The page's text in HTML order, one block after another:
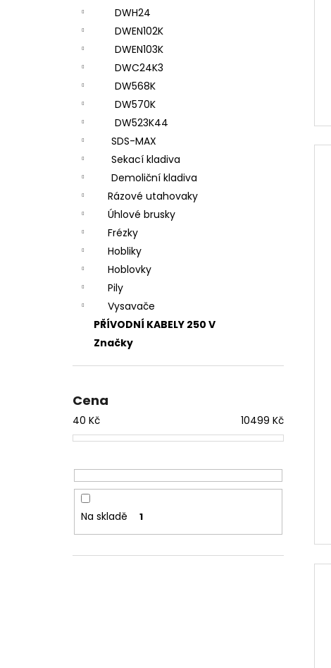
DWH24
DWEN102K
DWEN103K
DWC24K3
DW568K
DW570K
DW523K44
SDS-MAX
Sekací kladiva
Demoliční kladiva
Rázové utahovaky
Úhlové brusky
Frézky
Hobliky
Hoblovky
Pily
Vysavače
PŘÍVODNÍ KABELY 250 V
Značky
Cena
40 Kč 10499 Kč
Na skladě 1